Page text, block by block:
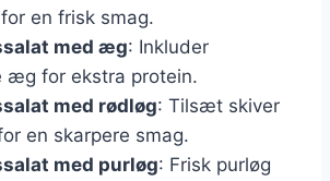
en frisk smag.
med æg: Inkluder
æg for ekstra protein.
med rødløg: Tilsæt skiver
en skarpere smag.
med purløg: Frisk purløg